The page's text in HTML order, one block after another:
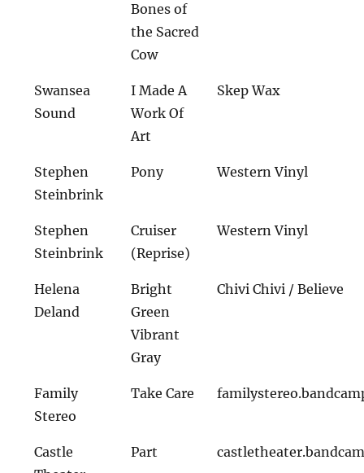
Bones of
the Sacred
Cow
Swansea
Sound
I Made A
Work Of
Art
Skep Wax
Stephen
Steinbrink
Pony Western Vinyl
Stephen
Steinbrink
Cruiser
(Reprise)
Western Vinyl
Helena
Deland
Bright
Green
Vibrant
Gray
Chivi Chivi / Believe
Family
Stereo
Take Care
Castle
Part